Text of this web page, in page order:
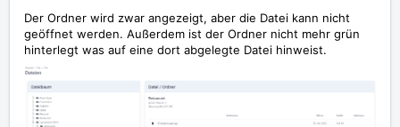
Der Ordner wird zwar angezeigt, aber die Datei kann nicht
geöffnet werden. Außerdem ist der Ordner nicht mehr grün
hinterlegt was auf eine dort abgelegte Datei hinweist.